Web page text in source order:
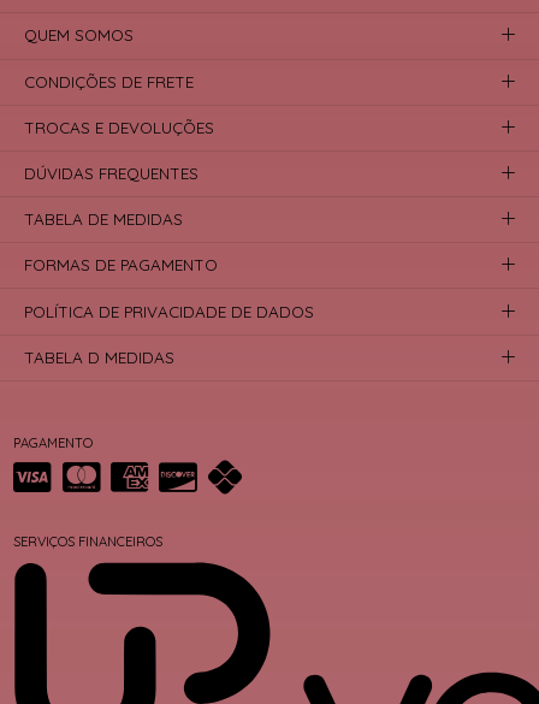
PAGAMENTO
SERVIÇOS FINANCEIROS
QUEM SOMOS
CONDIÇÕES DE FRETE
TROCAS E DEVOLUÇÕES
DÚVIDAS FREQUENTES
TABELA DE MEDIDAS
FORMAS DE PAGAMENTO
POLÍTICA DE PRIVACIDADE DE DADOS
TABELA D MEDIDAS